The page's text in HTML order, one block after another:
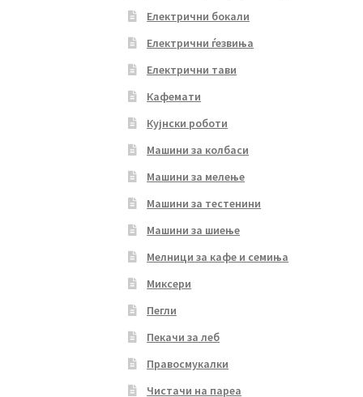
Електрични бокали
Електрични ѓезвиња
Електрични тави
Кафемати
Кујнски роботи
Машини за колбаси
Машини за мелење
Машини за тестенини
Машини за шиење
Мелници за кафе и семиња
Миксери
Пегли
Пекачи за леб
Правосмукалки
Чистачи на пареа